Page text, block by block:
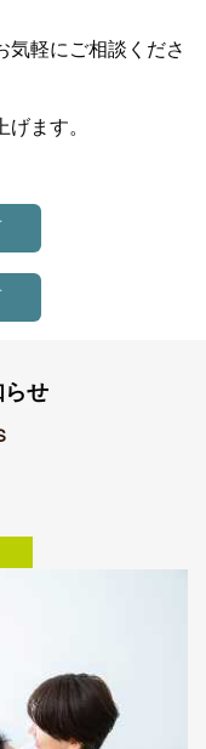
気軽にご相談くださ
ます。
らせ